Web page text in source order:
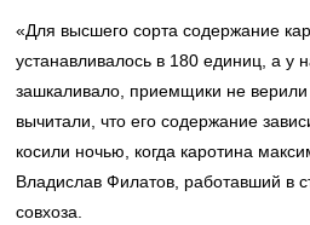
«Для высшего сорта содержание
устанавливалось в 180 единиц, а
зашкаливало, приемщики не
вычитали, что его содержание
косили ночью, когда каротина
Владислав Филатов, работавший в
совхоза.